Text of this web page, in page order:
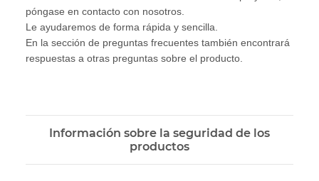
póngase en contacto con nosotros.
Le ayudaremos de forma rápida y sencilla.
En la sección de preguntas frecuentes también encontrará
respuestas a otras preguntas sobre el producto.
Información sobre la seguridad de los
productos